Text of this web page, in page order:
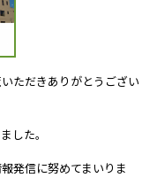
ただきありがとうござい
した。
発信に努めてまいりま